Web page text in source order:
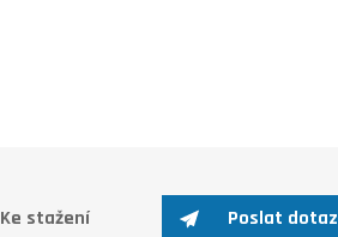
Ke stažení Poslat dotaz